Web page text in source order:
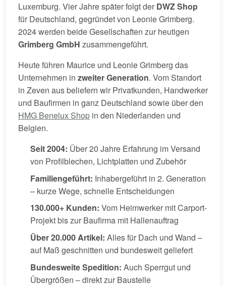
Luxemburg. Vier Jahre später folgt der DWZ Shop
für Deutschland, gegründet von Leonie Grimberg.
2024 werden beide Gesellschaften zur heutigen
Grimberg GmbH zusammengeführt.
Heute führen Maurice und Leonie Grimberg das
Unternehmen in zweiter Generation. Vom Standort
in Zeven aus beliefern wir Privatkunden, Handwerker
und Baufirmen in ganz Deutschland sowie über den
HMG Benelux Shop in den Niederlanden und
Belgien.
Seit 2004: Über 20 Jahre Erfahrung im Versand
von Profilblechen, Lichtplatten und Zubehör
Familiengeführt: Inhabergeführt in 2. Generation
– kurze Wege, schnelle Entscheidungen
130.000+ Kunden: Vom Heimwerker mit Carport-
Projekt bis zur Baufirma mit Hallenauftrag
Über 20.000 Artikel: Alles für Dach und Wand –
auf Maß geschnitten und bundesweit geliefert
Bundesweite Spedition: Auch Sperrgut und
Übergrößen – direkt zur Baustelle